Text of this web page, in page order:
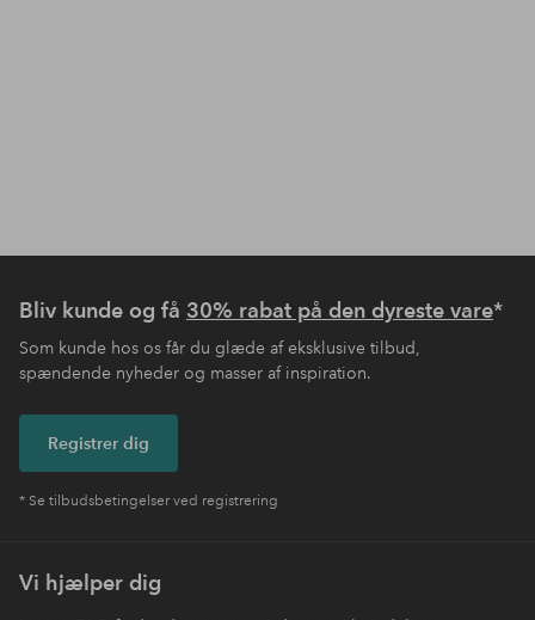
Bliv kunde og få 30% rabat på den dyreste vare*
Som kunde hos os får du glæde af eksklusive tilbud,
spændende nyheder og masser af inspiration.
Registrer dig
* Se tilbudsbetingelser ved registrering
Vi hjælper dig